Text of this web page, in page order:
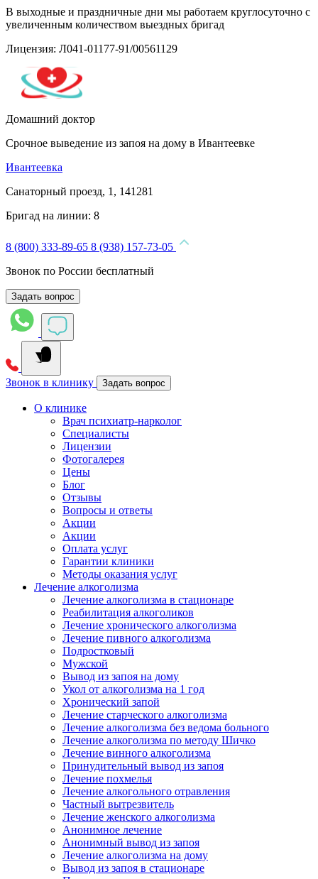
В выходные и праздничные дни мы работаем круглосуточно с
увеличенным количеством выездных бригад
Лицензия: Л041-01177-91/00561129
Домашний доктор
Срочное выведение из запоя на дому в Ивантеевке
Ивантеевка
Санаторный проезд, 1, 141281
Бригад на линии: 8
8 (800) 333-89-65 8 (938) 157-73-05
Звонок по России бесплатный
Задать вопрос
Звонок в клинику Задать вопрос
О клинике
Врач психиатр-нарколог
Специалисты
Лицензии
Фотогалерея
Цены
Блог
Отзывы
Вопросы и ответы
Акции
Акции
Оплата услуг
Гарантии клиники
Методы оказания услуг
Лечение алкоголизма
Лечение алкоголизма в стационаре
Реабилитация алкоголиков
Лечение хронического алкоголизма
Лечение пивного алкоголизма
Подростковый
Мужской
Вывод из запоя на дому
Укол от алкоголизма на 1 год
Хронический запой
Лечение старческого алкоголизма
Лечение алкоголизма без ведома больного
Лечение алкоголизма по методу Шичко
Лечение винного алкоголизма
Принудительный вывод из запоя
Лечение похмелья
Лечение алкогольного отравления
Частный вытрезвитель
Лечение женского алкоголизма
Анонимное лечение
Анонимный вывод из запоя
Лечение алкоголизма на дому
Вывод из запоя в стационаре